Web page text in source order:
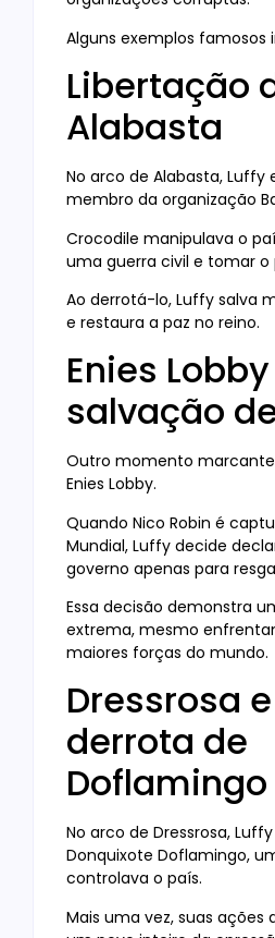
Alguns exemplos famosos
Libertação
Alabasta
No arco de Alabasta,
membro da organização
Crocodile manipulava o
uma guerra civil e tomar o
Ao derrotá-lo, Luffy salva
e restaura a paz no reino.
Enies
salvação
Outro momento
Enies Lobby.
Quando Nico Robin é
Mundial, Luffy decide
governo apenas para
Essa decisão demonstra
extrema, mesmo
maiores forças do mundo.
Dressrosa
derrota de
Doflamingo
No arco de Dressrosa,
Donquixote Doflamingo,
controlava o país.
Mais uma vez, suas